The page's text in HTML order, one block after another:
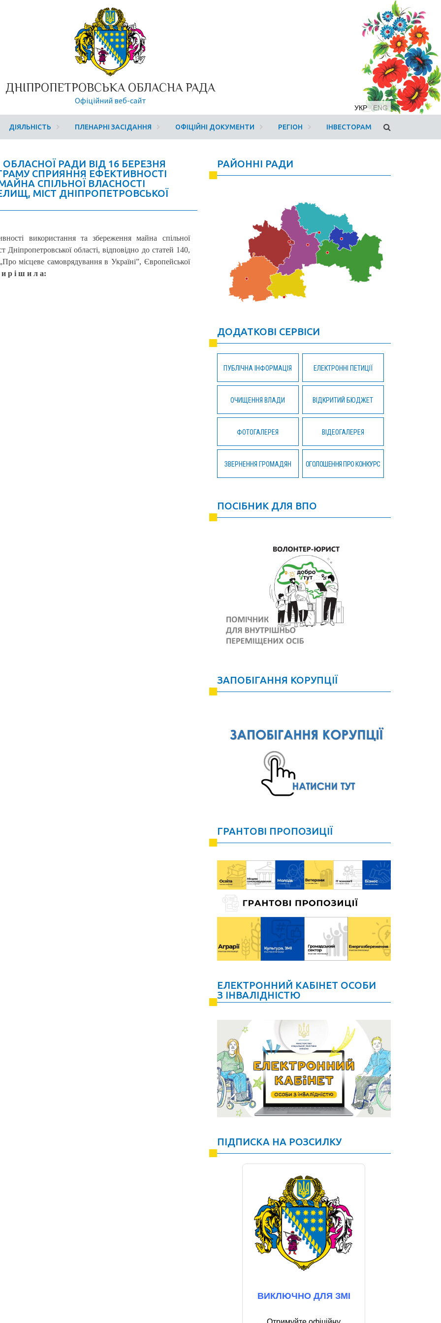
ДНІПРОПЕТРОВСЬКА ОБЛАСНА РАДА
Офіційний веб-сайт
УКР ENG
ДІЯЛЬНІСТЬ ПЛЕНАРНІ ЗАСІДАННЯ ОФІЦІЙНІ ДОКУМЕНТИ РЕГІОН ІНВЕСТОРАМ
РАДИ ВІД 16 БЕРЕЗНЯ
СПРИЯННЯ ЕФЕКТИВНОСТІ
СПІЛЬНОЇ ВЛАСНОСТІ
МІСТ ДНІПРОПЕТРОВСЬКОЇ
використання та збереження майна спільної
Дніпропетровської області, відповідно до статей 140,
місцеве самоврядування в Україні”, Європейської
и р і ш и л а:
РАЙОННІ РАДИ
ДОДАТКОВІ СЕРВІСИ
ПУБЛІЧНА ІНФОРМАЦІЯ ЕЛЕКТРОННІ ПЕТИЦІЇ
ОЧИЩЕННЯ ВЛАДИ ВІДКРИТИЙ БЮДЖЕТ
ФОТОГАЛЕРЕЯ ВІДЕОГАЛЕРЕЯ
ЗВЕРНЕННЯ ГРОМАДЯН ОГОЛОШЕННЯ ПРО КОНКУРС
ПОСІБНИК ДЛЯ ВПО
ЗАПОБІГАННЯ КОРУПЦІЇ
ГРАНТОВІ ПРОПОЗИЦІЇ
ЕЛЕКТРОННИЙ КАБІНЕТ ОСОБИ
З ІНВАЛІДНІСТЮ
ПІДПИСКА НА РОЗСИЛКУ
ВИКЛЮЧНО ДЛЯ ЗМІ